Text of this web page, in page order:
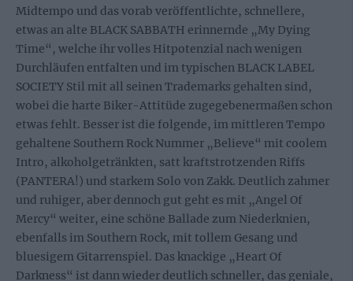
Midtempo und das vorab veröffentlichte, schnellere,
etwas an alte BLACK SABBATH erinnernde „My Dying
Time“, welche ihr volles Hitpotenzial nach wenigen
Durchläufen entfalten und im typischen BLACK LABEL
SOCIETY Stil mit all seinen Trademarks gehalten sind,
wobei die harte Biker-Attitüde zugegebenermaßen schon
etwas fehlt. Besser ist die folgende, im mittleren Tempo
gehaltene Southern Rock Nummer „Believe“ mit coolem
Intro, alkoholgetränkten, satt kraftstrotzenden Riffs
(PANTERA!) und starkem Solo von Zakk. Deutlich zahmer
und ruhiger, aber dennoch gut geht es mit „Angel Of
Mercy“ weiter, eine schöne Ballade zum Niederknien,
ebenfalls im Southern Rock, mit tollem Gesang und
bluesigem Gitarrenspiel. Das knackige „Heart Of
Darkness“ ist dann wieder deutlich schneller, das geniale,